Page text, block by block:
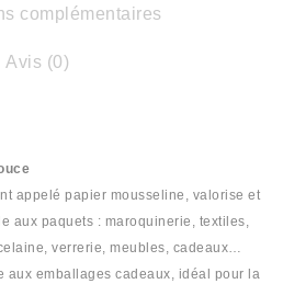
complémentaires
Avis (0)
appelé papier mousseline, valorise et
aux paquets : maroquinerie, textiles,
verrerie, meubles, cadeaux…
aux emballages cadeaux, idéal pour la